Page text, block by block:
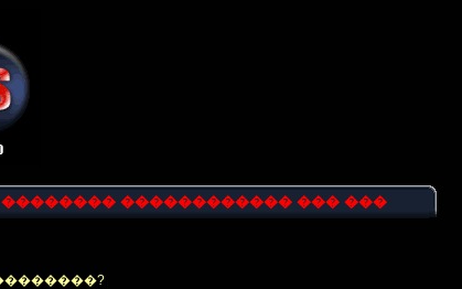
������������ ��� ���